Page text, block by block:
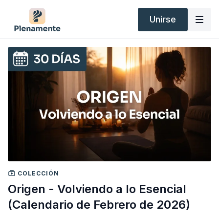
Unirse
COLECCIÓN
Origen - Volviendo a lo Esencial
(Calendario de Febrero de 2026)